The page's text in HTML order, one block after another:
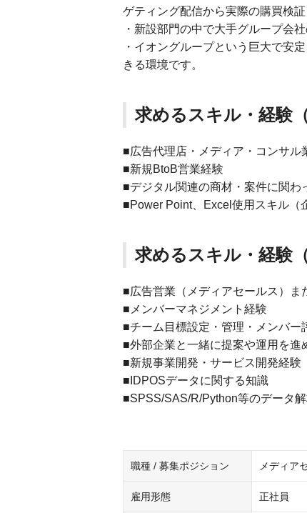
ゲティング配信から実際の購買検
・新設部門の中で大手グループ会
・イオングループという巨大で安
きる環境です。
求めるスキル・経験
■広告代理店・メディア・コンサル
■新規BtoB営業経験
■デジタル関連の商材・案件に関わ
■Power Point、Excel使用スキル（
求めるスキル・経験
■広告営業（メディアセールス）
■メンバーマネジメント経験
■チーム目標設定・管理・メンバー
■外部企業と一緒に提案や運用を進
■新規事業開発・サービス開発経験
■IDPOSデータに関する知識
■SPSS/SAS/R/Python等のデータ
職種 / 募集ポジション メディア
雇用形態 正社員